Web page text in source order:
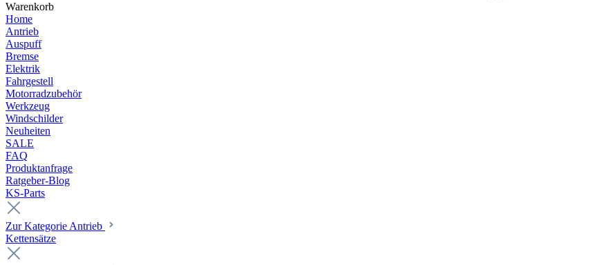
Warenkorb
Home
Antrieb
Auspuff
Bremse
Elektrik
Fahrgestell
Motorradzubehör
Werkzeug
Windschilder
Neuheiten
SALE
FAQ
Produktanfrage
Ratgeber-Blog
KS-Parts
Zur Kategorie Antrieb
Kettensätze